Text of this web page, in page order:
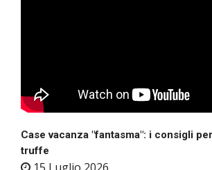
Case vacanza "fantasma": i consigli
truffe